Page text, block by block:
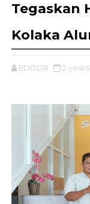
Tegaskan
Kolaka
EDITOR 2